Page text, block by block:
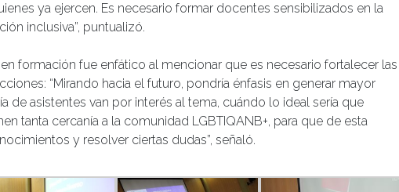
ya ejercen. Es necesario formar docentes sensibilizados en la
inclusiva”, puntualizó.
formación fue enfático al mencionar que es necesario fortalecer las
“Mirando hacia el futuro, pondría énfasis en generar mayor
de asistentes van por interés al tema, cuándo lo ideal sería que
tanta cercanía a la comunidad LGBTIQANB+, para que de esta
y resolver ciertas dudas”, señaló.